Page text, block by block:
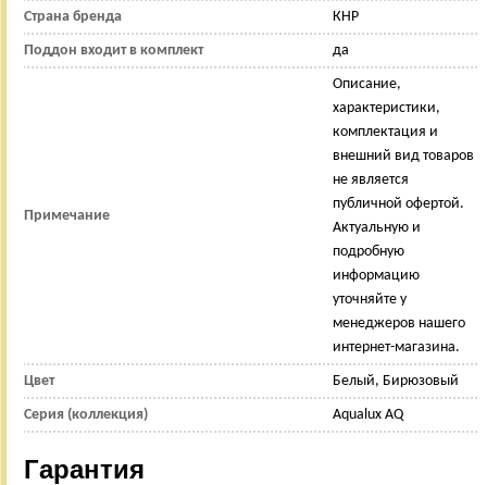
Страна бренда КНР
Поддон входит в комплект да
Примечание
Описание,
характеристики,
комплектация и
внешний вид товаров
не является
публичной офертой.
Актуальную и
подробную
информацию
уточняйте у
менеджеров нашего
интернет-магазина.
Цвет Белый, Бирюзовый
Серия (коллекция) Aqualux AQ
Гарантия